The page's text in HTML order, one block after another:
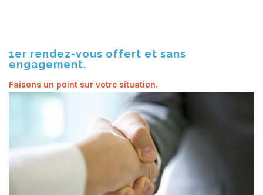
1er rendez-vous offert et sans
engagement.
Faisons un point sur votre situation.